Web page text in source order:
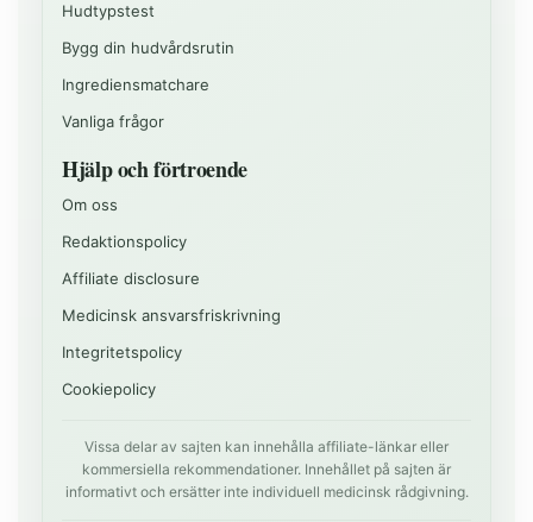
Hudtypstest
Bygg din hudvårdsrutin
Ingrediensmatchare
Vanliga frågor
Hjälp och förtroende
Om oss
Redaktionspolicy
Affiliate disclosure
Medicinsk ansvarsfriskrivning
Integritetspolicy
Cookiepolicy
Vissa delar av sajten kan innehålla affiliate-länkar eller
kommersiella rekommendationer. Innehållet på sajten är
informativt och ersätter inte individuell medicinsk rådgivning.